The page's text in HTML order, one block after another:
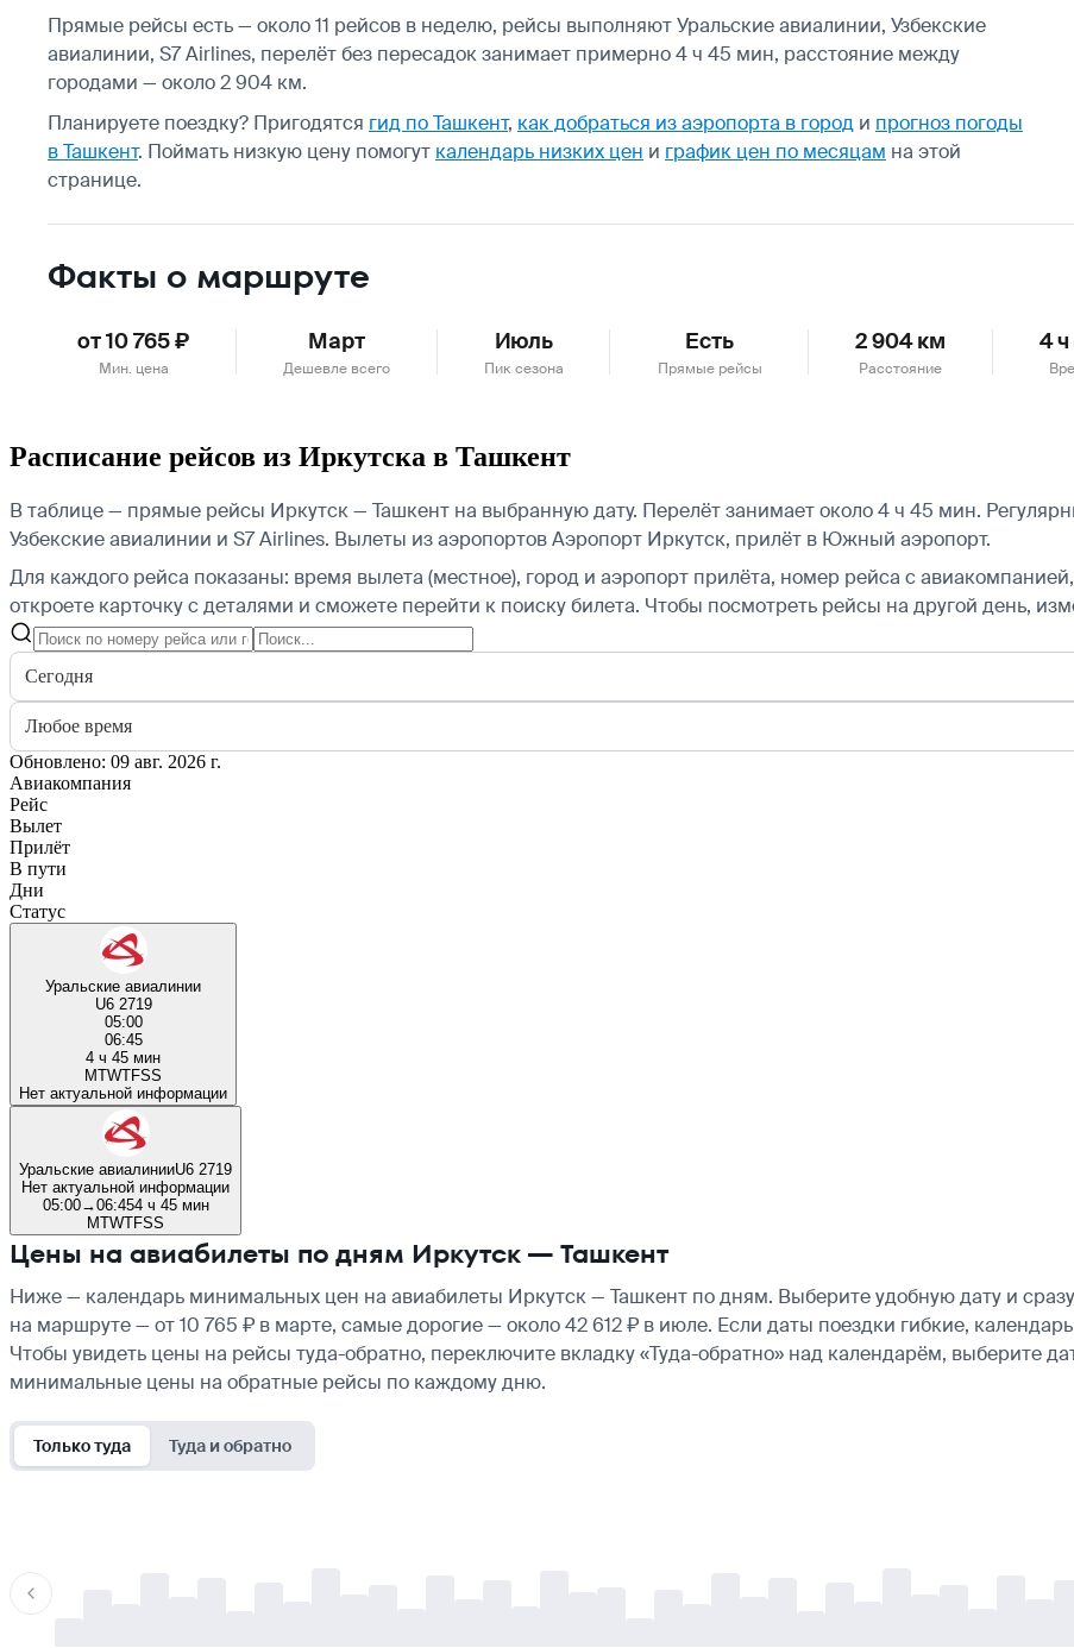
Прямые рейсы есть — около 11 рейсов в неделю, рейсы выполняют Уральские авиалинии, Узбекские
авиалинии, S7 Airlines, перелёт без пересадок занимает примерно 4 ч 45 мин, расстояние между
городами — около 2 904 км.
Планируете поездку? Пригодятся гид по Ташкент, как добраться из аэропорта в город и прогноз погоды
в Ташкент. Поймать низкую цену помогут календарь низких цен и график цен по месяцам на этой
странице.
Факты о маршруте
от 10 765 ₽
Мин. цена
Март
Дешевле всего
Июль
Пик сезона
Есть
Прямые рейсы
2 904 км
Расстояние
4
Расписание рейсов из Иркутска в Ташкент
В таблице — прямые рейсы Иркутск — Ташкент на выбранную дату. Перелёт занимает около 4 ч 45 мин.
Узбекские авиалинии и S7 Airlines. Вылеты из аэропортов Аэропорт Иркутск, прилёт в Южный аэропорт.
Для каждого рейса показаны: время вылета (местное), город и аэропорт прилёта, номер рейса с
откроете карточку с деталями и сможете перейти к поиску билета. Чтобы посмотреть рейсы на другой день,
Сегодня
Любое время
Обновлено: 09 авг. 2026 г.
Авиакомпания
Рейс
Вылет
Прилёт
В пути
Дни
Статус
Уральские авиалинии
U6 2719
05:00
06:45
4 ч 45 мин
MTWTFSS
Нет актуальной информации
Уральские авиалинииU6 2719
Нет актуальной информации
05:00→06:454 ч 45 мин
MTWTFSS
Цены на авиабилеты по дням Иркутск — Ташкент
Ниже — календарь минимальных цен на авиабилеты Иркутск — Ташкент по дням. Выберите удобную дату и
на маршруте — от 10 765 ₽ в марте, самые дорогие — около 42 612 ₽ в июле. Если даты поездки гибкие,
Чтобы увидеть цены на рейсы туда-обратно, переключите вкладку «Туда-обратно» над календарём, выберите
минимальные цены на обратные рейсы по каждому дню.
Только туда Туда и обратно